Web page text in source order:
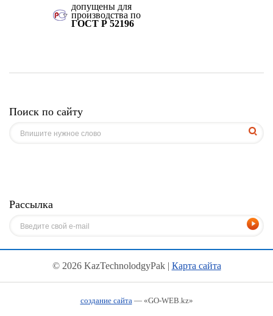
допущены для
производства по
ГОСТ Р 52196
Поиск по сайту
Рассылка
© 2026 KazTechnolodgyPak | Карта сайта
создание сайта— «GO-WEB.kz»